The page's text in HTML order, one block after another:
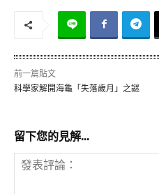
.
前一篇貼文
科學家解開海龜「失落歲月」之謎
留下您的見解...